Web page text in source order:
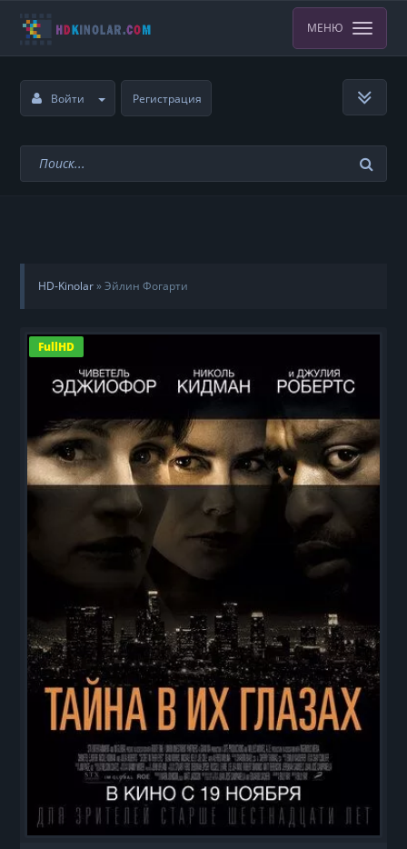
МЕНЮ
Войти Регистрация
HD-Kinolar»Эйлин Фогарти
FullHD